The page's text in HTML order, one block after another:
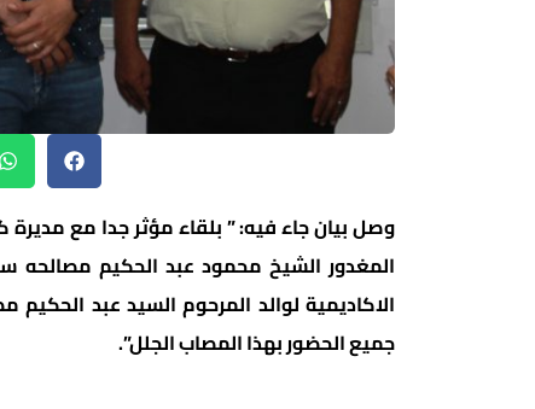
وصل بيان جاء فيه: ” بلقاء مؤثر جدا مع مديرة
المغدور الشيخ محمود عبد الحكيم مصالحه
الاكاديمية لوالد المرحوم السيد عبد
جميع الحضور بهذا المصاب الجلل”.